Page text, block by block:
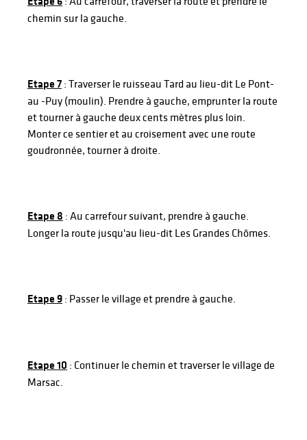
chemin sur la gauche.
Etape 7 : Traverser le ruisseau Tard au lieu-dit Le Pont-
au -Puy (moulin). Prendre à gauche, emprunter la route
et tourner à gauche deux cents mètres plus loin.
Monter ce sentier et au croisement avec une route
goudronnée, tourner à droite.
Etape 8 : Au carrefour suivant, prendre à gauche.
Longer la route jusqu'au lieu-dit Les Grandes Chômes.
Etape 9 : Passer le village et prendre à gauche.
Etape 10 : Continuer le chemin et traverser le village de
Marsac.